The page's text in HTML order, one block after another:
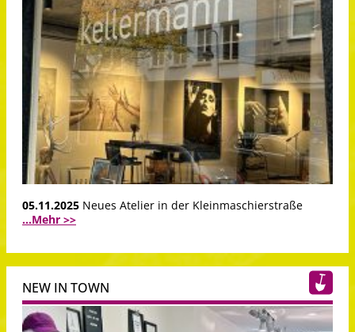
05.11.2025 Neues Atelier in der Kleinmaschierstraße
...Mehr >>
NEW IN TOWN